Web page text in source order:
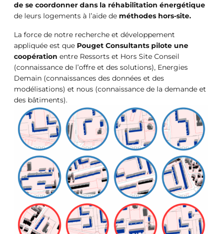
de se coordonner dans la réhabilitation énergétique
de leurs logements à l’aide de méthodes hors-site.
La force de notre recherche et développement
appliquée est que Pouget Consultants pilote une
coopération entre Ressorts et Hors Site Conseil
(connaissance de l’offre et des solutions), Energies
Demain (connaissances des données et des
modélisations) et nous (connaissance de la demande et
des bâtiments).